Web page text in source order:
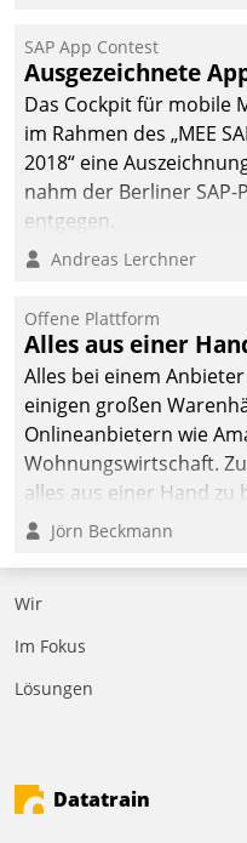
SAP App Contest
Ausgezeichnete
Das Cockpit für mobile
im Rahmen des „MEE
2018“ eine
nahm der Berliner
entgegen.
Andreas Lerchner
Offene Plattform
Alles aus einer
Alles bei einem
einigen großen
Onlineanbietern wie
Wohnungswirtschaft.
alles aus einer Hand zu
Jörn Beckmann
Wir
Im Fokus
Lösungen
Datatrain